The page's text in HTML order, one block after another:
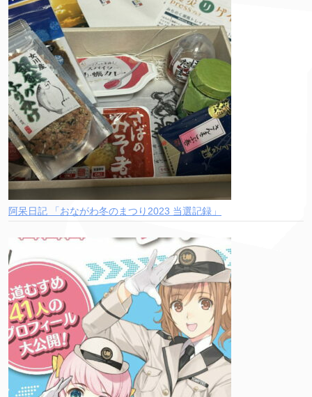
阿呆日記 「おながわ冬のまつり2023 当選記録」